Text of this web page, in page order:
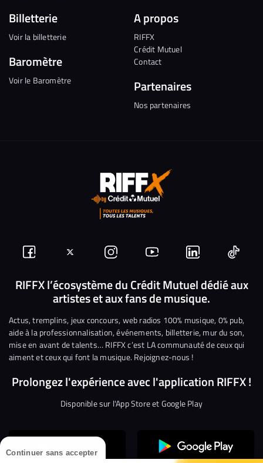
Continuer sans accepter
Billetterie
Voir la billetterie
Baromètre
Voir le Baromètre
A propos
RIFFX
Crédit Mutuel
Contact
Partenaires
Nos partenaires
Suivez-
nous
Facebook
Suivez-
nous
sur
Twitter
Nous
rejoindre
sur
Instagram
Nous
rejoindre
sur
YouTube
Nous
rejoindre
sur
Linkedin
Nous
RIFFX l’écosystème du Crédit Mutuel dédié aux
artistes et aux fans de musique.
Actus, tremplins, jeux concours, web radios 100% musique, 0% pub,
aide à la professionnalisation, événements, billetterie, mur du son,
mise en avant de talents… RIFFX c’est LA communauté de ceux qui
aiment et ceux qui font la musique. Rejoignez-nous !
Prolongez l'expérience avec l'application RIFFX !
Disponible sur l'App Store et Google Play